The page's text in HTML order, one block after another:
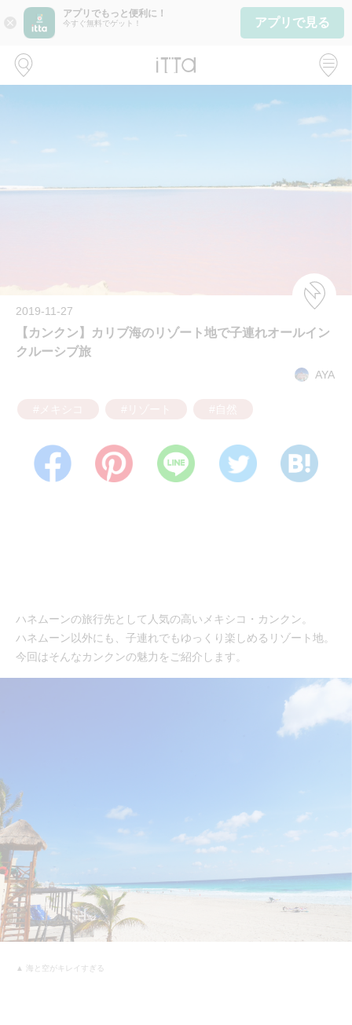
close
アプリでもっと便利に！
今すぐ無料でゲット！ アプリで見る
2019-11-27
【カンクン】カリブ海のリゾート地で子連れオールイン
クルーシブ旅
AYA
ハネムーンの旅行先として人気の高いメキシコ・カンクン。
ハネムーン以外にも、子連れでもゆっくり楽しめるリゾート地。
今回はそんなカンクンの魅力をご紹介します。
▲ 海と空がキレイすぎる